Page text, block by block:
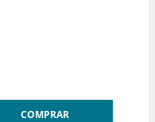
COMPRAR